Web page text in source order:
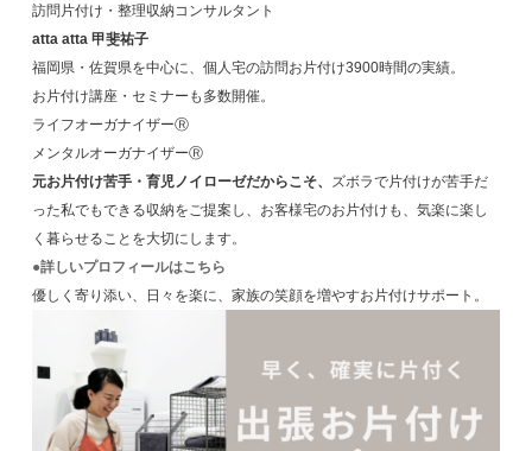
訪問片付け・整理収納コンサルタント
atta atta 甲斐祐子
福岡県・佐賀県を中心に、個人宅の訪問お片付け3900時間の実績。
お片付け講座・セミナーも多数開催。
ライフオーガナイザーⓇ
メンタルオーガナイザーⓇ
元お片付け苦手・育児ノイローゼだからこそ、 ズボラで片付けが苦手だ
った私でもできる収納をご提案し、お客様宅のお片付けも、気楽に楽し
く暮らせることを大切にします。
●詳しいプロフィールはこちら
優しく寄り添い、日々を楽に、家族の笑顔を増やすお片付けサポート。